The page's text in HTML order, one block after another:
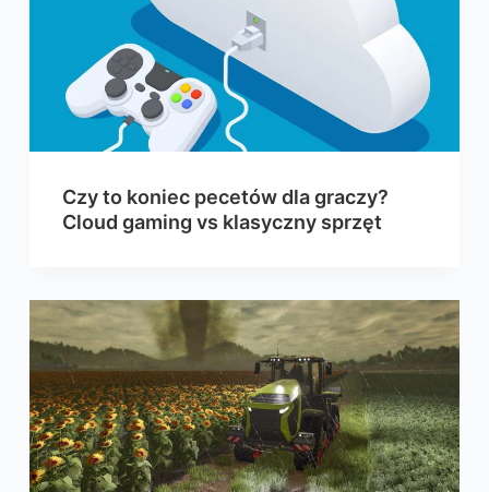
Czy to koniec pecetów dla graczy?
Cloud gaming vs klasyczny sprzęt